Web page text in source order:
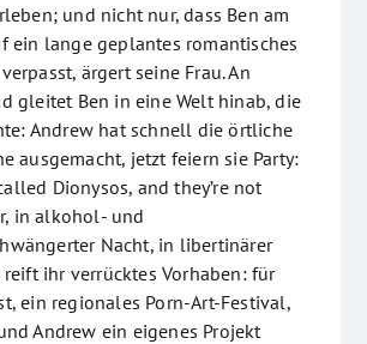
und nicht nur, dass Ben am
ein lange geplantes romantisches
ärgert seine Frau. An
gleitet Ben in eine Welt hinab, die
Andrew hat schnell die örtliche
ausgemacht, jetzt feiern sie Party:
Dionysos, and they’re not
in alkohol- und
Nacht, in libertinärer
reift ihr verrücktes Vorhaben: für
ein regionales Porn-Art-Festival,
Andrew ein eigenes Projekt